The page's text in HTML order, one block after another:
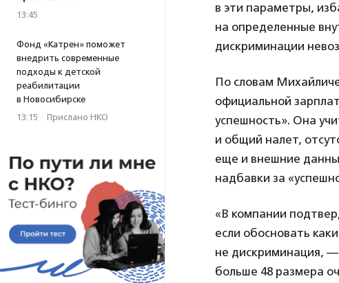
13:45
Фонд «Катрен» поможет
внедрить современные
подходы к детской
реабилитации
в Новосибирске
13:15 · Прислано НКО
в эти параметры,
на определенные
дискриминации
По словам
официальной
успешность». Она
и общий налет,
еще и внешние
надбавки за
«В компании
если обосновать
не дискриминация,
больше 48 размера